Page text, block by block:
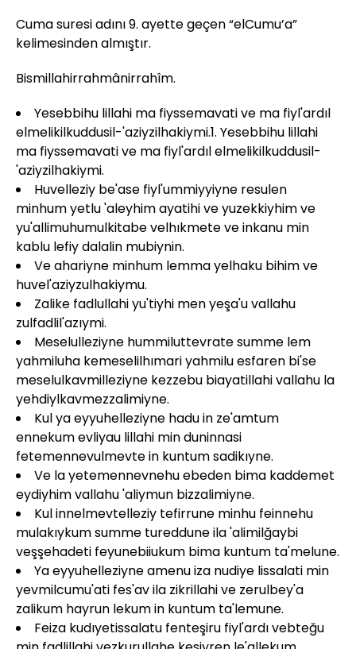
Cuma suresi adını 9. ayette geçen “elCumu’a”
kelimesinden almıştır.
Bismillahirrahmânirrahîm.
Yesebbihu lillahi ma fiyssemavati ve ma fiyl'ardıl
elmelikilkuddusil-'aziyzilhakiymi.1. Yesebbihu lillahi
ma fiyssemavati ve ma fiyl'ardıl elmelikilkuddusil-
'aziyzilhakiymi.
Huvelleziy be'ase fiyl'ummiyyiyne resulen
minhum yetlu 'aleyhim ayatihi ve yuzekkiyhim ve
yu'allimuhumulkitabe velhıkmete ve inkanu min
kablu lefiy dalalin mubiynin.
Ve ahariyne minhum lemma yelhaku bihim ve
huvel'aziyzulhakiymu.
Zalike fadlullahi yu'tiyhi men yeşa'u vallahu
zulfadlil'azıymi.
Meselulleziyne hummiluttevrate summe lem
yahmiluha kemeselilhımari yahmilu esfaren bi'se
meselulkavmilleziyne kezzebu biayatillahi vallahu la
yehdiylkavmezzalimiyne.
Kul ya eyyuhelleziyne hadu in ze'amtum
ennekum evliyau lillahi min duninnasi
fetemennevulmevte in kuntum sadikıyne.
Ve la yetemennevnehu ebeden bima kaddemet
eydiyhim vallahu 'aliymun bizzalimiyne.
Kul innelmevtelleziy tefirrune minhu feinnehu
mulakıykum summe tureddune ila 'alimilğaybi
veşşehadeti feyunebiiukum bima kuntum ta'melune.
Ya eyyuhelleziyne amenu iza nudiye lissalati min
yevmilcumu'ati fes'av ila zikrillahi ve zerulbey'a
zalikum hayrun lekum in kuntum ta'lemune.
Feiza kudıyetissalatu fenteşiru fiyl'ardı vebteğu